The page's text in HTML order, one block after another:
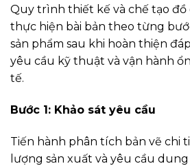
Quy trình thiết kế và chế tạo đồ
thực hiện bài bản theo từng
sản phẩm sau khi hoàn thiện
yêu cầu kỹ thuật và vận hành
tế.
Bước 1: Khảo sát yêu cầu
Tiến hành phân tích bản vẽ chi
lượng sản xuất và yêu cầu